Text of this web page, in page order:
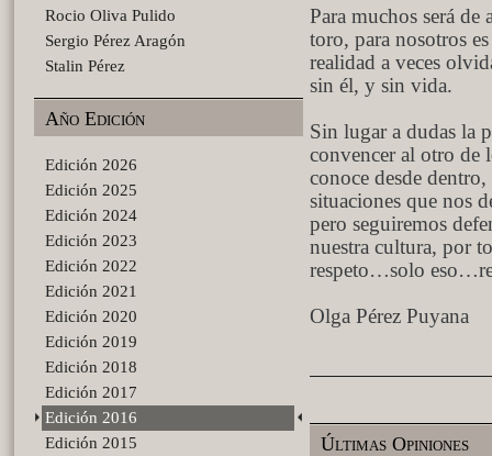
Rocio Oliva Pulido
Sergio Pérez Aragón
Stalin Pérez
Año Edición
Edición 2026
Edición 2025
Edición 2024
Edición 2023
Edición 2022
Edición 2021
Edición 2020
Edición 2019
Edición 2018
Edición 2017
Edición 2016
Edición 2015
Para muchos será
toro, para nosotros
realidad a veces
sin él, y sin vida.
Sin lugar a dudas la
convencer al otro de
conoce desde
situaciones que nos
pero seguiremos
nuestra cultura, por
respeto…solo
Olga Pérez Puyana
Últimas Opiniones